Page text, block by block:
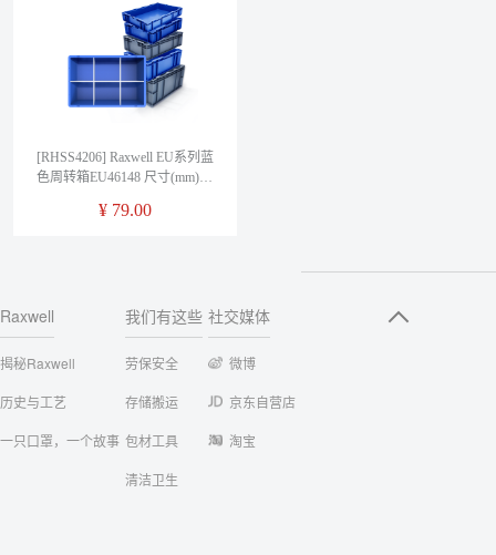
[RHSS4206] Raxwell EU系列蓝
色周转箱EU46148 尺寸(mm)，
¥ 79.00
Raxwell
揭秘Raxwell
历史与工艺
一只口罩，一个故事
我们有这些
劳保安全
存储搬运
包材工具
清洁卫生
社交媒体
微博
京东自营店
淘宝